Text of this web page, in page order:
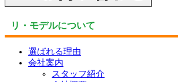
リ・モデルについて
選ばれる理由
会社案内
スタッフ紹介